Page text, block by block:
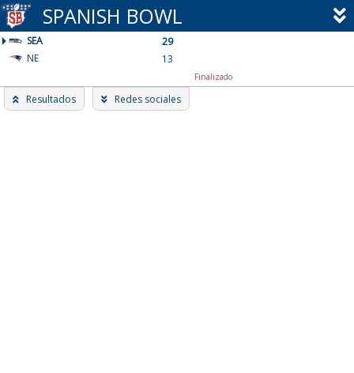
Skip
to
content
SPANISH BOWL
SEA
29
NE
13
Finalizado
Resultados Redes sociales